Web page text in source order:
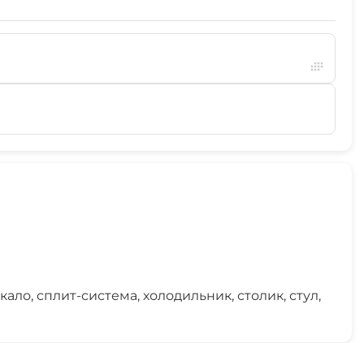
сплит-система, холодильник, столик, стул,